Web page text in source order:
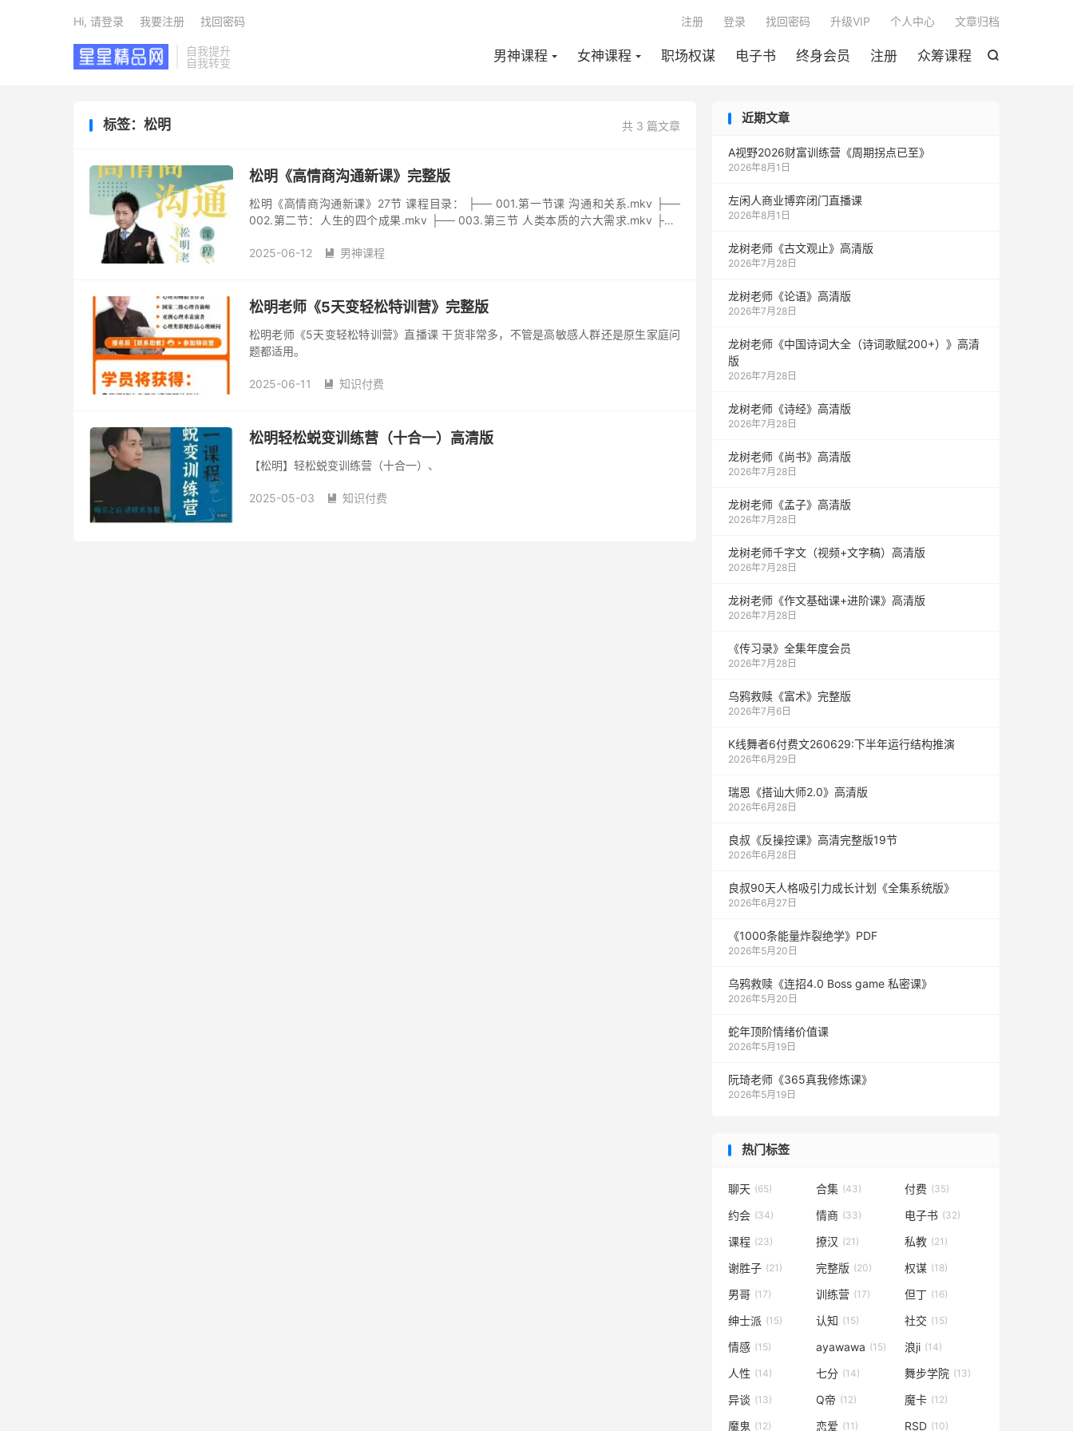
自我提升
自我转变

男神课程 女神课程 职场权谋 电子书 终身会员 注册 众筹课程
注册 登录 找回密码 升级VIP 个人中心 文章归档
Hi, 请登录 我要注册 找回密码
共 3 篇文章
标签：松明
松明《高情商沟通新课》完整版
松明《高情商沟通新课》27节 课程目录： ├── 001.第一节课 沟通和关系.mkv ├──
002.第二节：人生的四个成果.mkv ├── 003.第三节 人类本质的六大需求.mkv ├──
2025-06-12
 男神课程
松明老师《5天变轻松特训营》完整版
松明老师《5天变轻松特训营》直播课 干货非常多，不管是高敏感人群还是原生家庭问
题都适用。
2025-06-11  知识付费
松明‮松轻‬蜕变‮练训‬营（‮合十‬一）高清版
【松明】‮松轻‬蜕变‮练训‬营（‮合十‬一）、
2025-05-03  知识付费
近期文章
A视野2026财富训练营《周期拐点已至》
2026年8月1日
左闲人商业博弈闭门直播课
2026年8月1日
龙树老师《古文观止》高清版
2026年7月28日
龙树老师《论语》高清版
2026年7月28日
龙树老师《中国诗词大全（诗词歌赋200+）》高清
版
2026年7月28日
龙树老师《诗经》高清版
2026年7月28日
龙树老师《尚书》高清版
2026年7月28日
龙树老师《孟子》高清版
2026年7月28日
龙树老师千字文（视频+文字稿）高清版
2026年7月28日
龙树老师《作文基础课+进阶课》高清版
2026年7月28日
《传习录》全集年度会员
2026年7月28日
乌鸦救赎《富术》完整版
2026年7月6日
K线舞者6付费文260629:下半年运行结构推演
2026年6月29日
瑞恩《搭讪大师2.0》高清版
2026年6月28日
良叔《反操控课》高清完整版19节
2026年6月28日
良叔90天人格吸引力成长计划《全集系统版》
2026年6月27日
《1000‮能条‬‎量‮裂炸‬‎绝学》PDF
2026年5月20日
乌鸦救赎《连招4.0 Boss game 私密课》
2026年5月20日
蛇年顶阶情绪价值课
2026年5月19日
阮琦老师《365真我修炼课》
2026年5月19日
热门标签
聊天 (65) 合集 (43) 付费 (35)
约会 (34) 情商 (33) 电子书 (32)
课程 (23) 撩汉 (21) 私教 (21)
谢胜子 (21) 完整版 (20) 权谋 (18)
男哥 (17) 训练营 (17) 但丁 (16)
绅士派 (15) 认知 (15) 社交 (15)
情感 (15) ayawawa (15) 浪ji (14)
人性 (14) 七分 (14) 舞步学院 (13)
异谈 (13) Q帝 (12) 魔卡 (12)
魔鬼 (12) 恋爱 (11) RSD (10)